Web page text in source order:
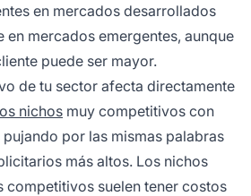
en mercados desarrollados
en mercados emergentes, aunque
puede ser mayor.
de tu sector afecta directamente
nichos muy competitivos con
por las mismas palabras
más altos. Los nichos
competitivos suelen tener costos